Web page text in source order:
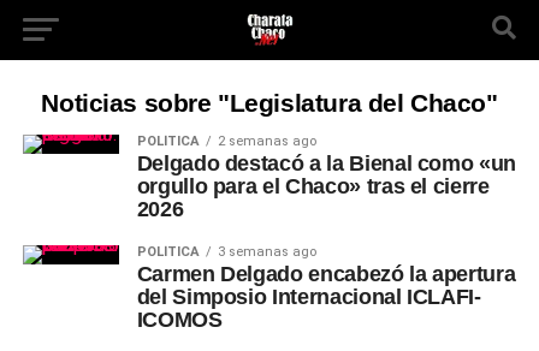
Noticias sobre "Legislatura del Chaco"
POLÍTICA 2 semanas ago
Delgado destacó a la Bienal como «un
orgullo para el Chaco» tras el cierre
2026
POLÍTICA 3 semanas ago
Carmen Delgado encabezó la apertura
del Simposio Internacional ICLAFI-
ICOMOS